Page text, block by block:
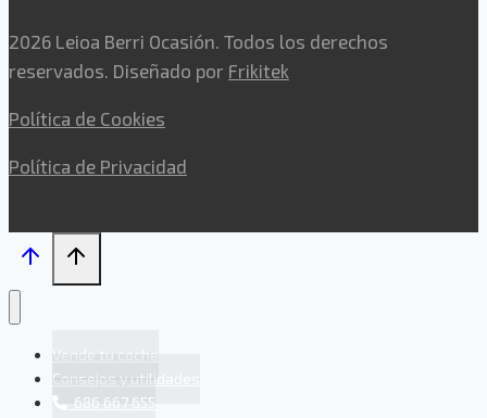
2026 Leioa Berri Ocasión. Todos los derechos
reservados. Diseñado por Frikitek
Política de Cookies
Política de Privacidad
Vende tu coche
Consejos y utilidades
686 667 655